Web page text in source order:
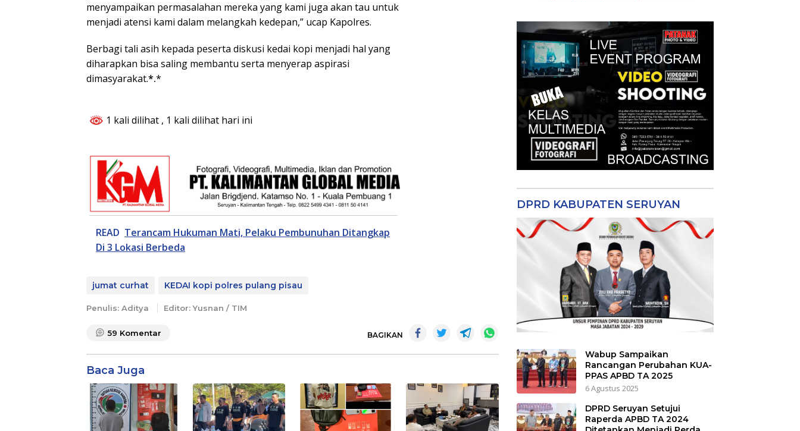
menyampaikan permasalahan mereka yang kami juga akan tau untuk
menjadi atensi kami dalam melangkah kedepan,” ucap Kapolres.
Berbagi tali asih kepada peserta diskusi kedai kopi menjadi hal yang
diharapkan bisa saling membantu serta menyerap aspirasi
dimasyarakat.*.*
1 kali dilihat , 1 kali dilihat hari ini
READ Terancam Hukuman Mati, Pelaku Pembunuhan Ditangkap
Di 3 Lokasi Berbeda
jumat curhat KEDAI kopi polres pulang pisau
Penulis: Aditya Editor: Yusnan / TIM
59 Komentar BAGIKAN
Baca Juga
DPRD KABUPATEN SERUYAN
Wabup Sampaikan
Rancangan Perubahan KUA-
PPAS APBD TA 2025
6 Agustus 2025
DPRD Seruyan Setujui
Raperda APBD TA 2024